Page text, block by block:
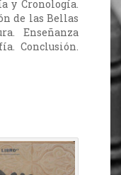
y Cronología.
de las Bellas
Enseñanza
Conclusión.